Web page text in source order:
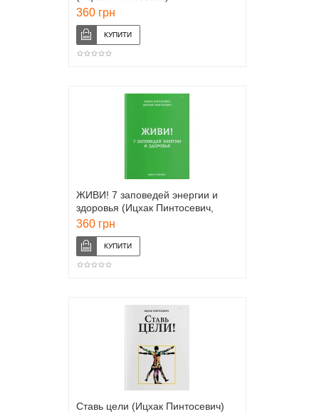
360 грн
ЖИВИ! 7 заповедей энергии и
здоровья (Ицхак Пинтосевич,
Михаил Пинтосевич)
360 грн
Ставь цели (Ицхак Пинтосевич)